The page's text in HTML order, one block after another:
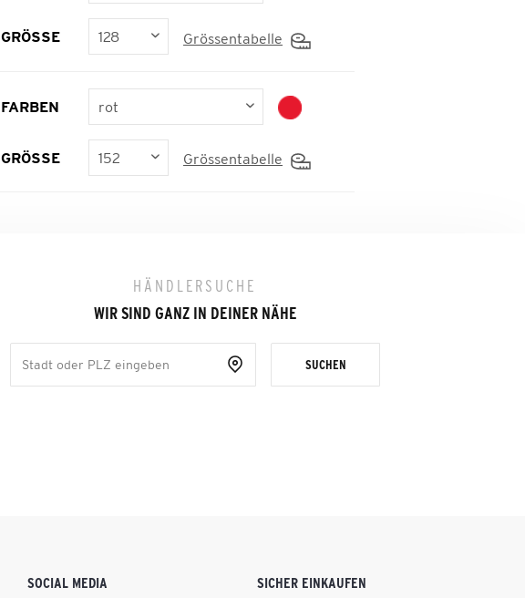
GRÖSSE Grössentabelle
FARBEN
GRÖSSE Grössentabelle
HÄNDLERSUCHE
WIR SIND GANZ IN DEINER NÄHE
SUCHEN
SOCIAL MEDIA SICHER EINKAUFEN